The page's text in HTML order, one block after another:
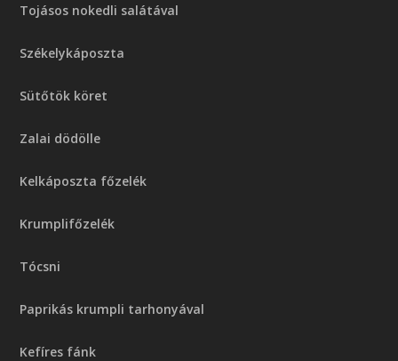
Tojásos nokedli salátával
Székelykáposzta
Sütőtök köret
Zalai dödölle
Kelkáposzta főzelék
Krumplifőzelék
Tócsni
Paprikás krumpli tarhonyával
Kefíres fánk